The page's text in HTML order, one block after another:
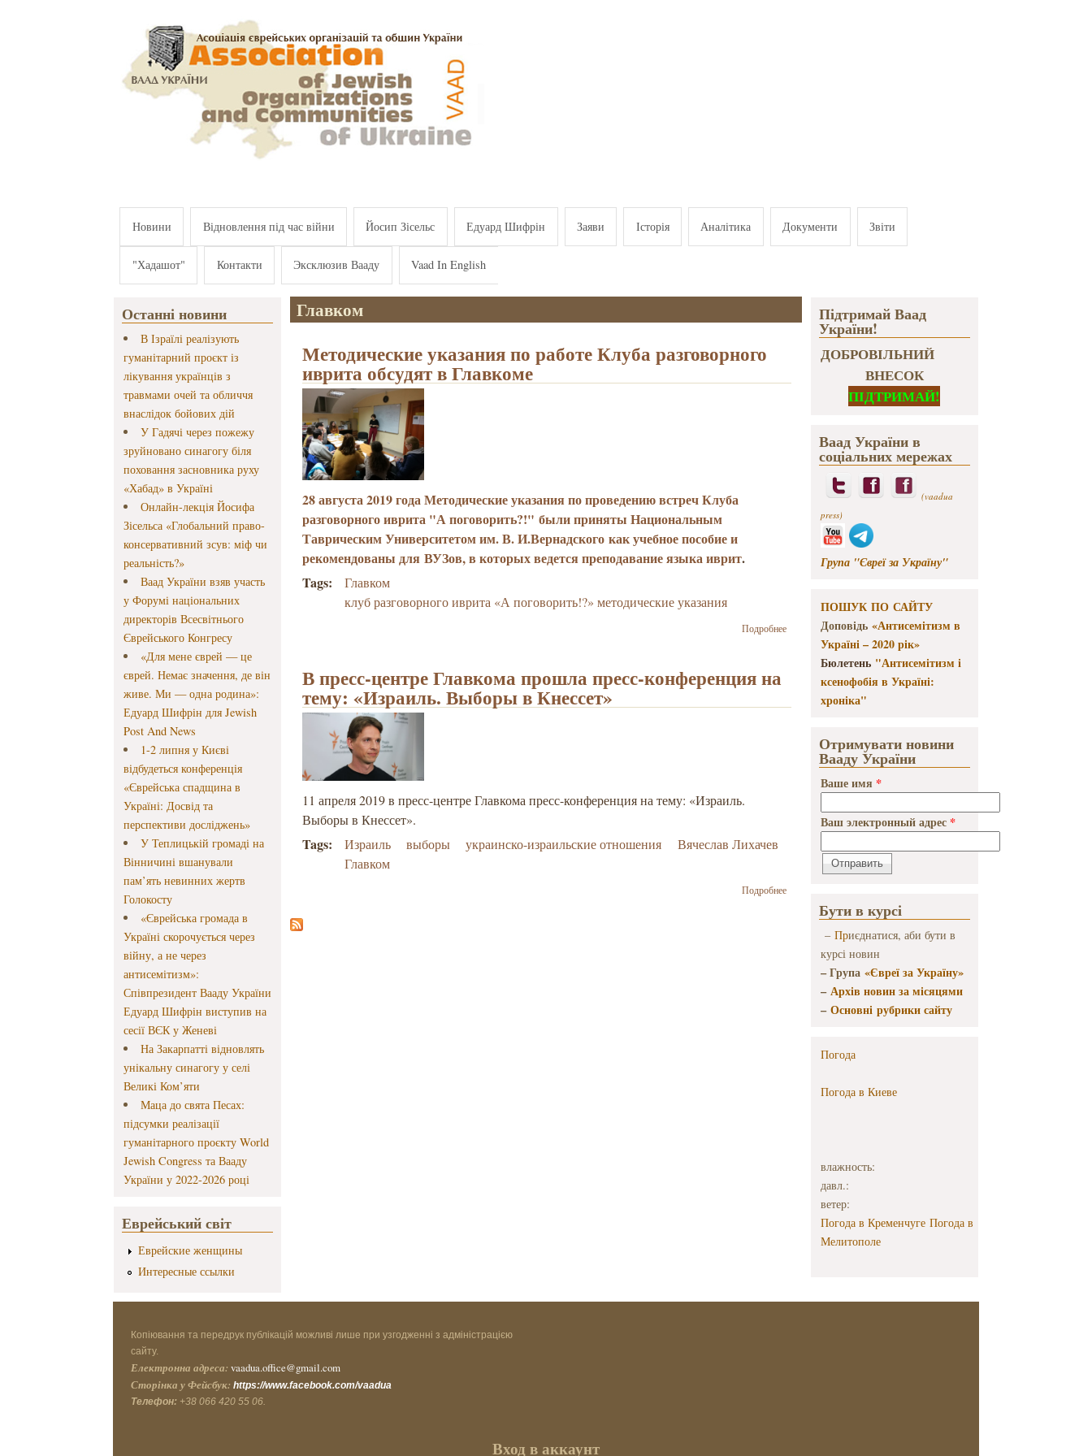
Новини Відновлення під час війни Йосип Зісельс Едуард Шифрін Заяви Історія Аналітика Документи Звіти
"Хадашот" Контакти Эксклюзив Вааду Vaad In English
Останні новини
В Ізраїлі реалізують
гуманітарний проєкт із
лікування українців з
травмами очей та обличчя
внаслідок бойових дій
У Гадячі через пожежу
зруйновано синагогу біля
поховання засновника руху
«Хабад» в Україні
Онлайн-лекція Йосифа
Зісельса «Глобальний право-
консервативний зсув: міф чи
реальність?»
Ваад України взяв участь
у Форумі національних
директорів Всесвітнього
Єврейського Конгресу
«Для мене єврей — це
єврей. Немає значення, де він
живе. Ми — одна родина»:
Едуард Шифрін для Jewish
Post And News
1-2 липня у Києві
відбудеться конференція
«Єврейська спадщина в
Україні: Досвід та
перспективи досліджень»
У Теплицькій громаді на
Вінничині вшанували
пам’ять невинних жертв
Голокосту
«Єврейська громада в
Україні скорочується через
війну, а не через
антисемітизм»:
Співпрезидент Вааду України
Едуард Шифрін виступив на
сесії ВЄК у Женеві
На Закарпатті відновлять
унікальну синагогу у селі
Великі Ком’яти
Маца до свята Песах:
підсумки реалізації
гуманітарного проєкту World
Jewish Congress та Вааду
України у 2022-2026 році
Еврейський світ
Еврейские женщины
Интересные ссылки
Главком
Методические указания по работе Клуба разговорного
иврита обсудят в Главкоме
28 августа 2019 года Методические указания по проведению встреч Клуба
разговорного иврита "А поговорить?!" были приняты Национальным
Таврическим Университетом им. В. И.Вернадского как учебное пособие и
рекомендованы для ВУЗов, в которых ведется преподавание языка иврит.
Tags:
Главком
клуб разговорного иврита «А поговорить!?» методические указания
Подробнеео
Методические
указания по
работе Клуба
разговорного
В пресс-центре Главкома прошла пресс-конференция на
тему: «Израиль. Выборы в Кнессет»
11 апреля 2019 в пресс-центре Главкома пресс-конференция на тему: «Израиль.
Выборы в Кнессет».
Tags: Израиль выборы украинско-израильские отношения
Вячеслав Лихачев
Главком
Подробнеео В пресс-
Главкома
конференция
«Израиль.
Підтримай Ваад
України!
ДОБРОВІЛЬНИЙ
ВНЕСОК
ПІДТРИМАЙ!
Ваад України в
соціальних мережах
(vaadua
press)
Група "Євреї за Україну"
ПОШУК ПО САЙТУ
Доповідь «Антисемітизм в
Україні – 2020 рік»
Бюлетень "Антисемітизм і
ксенофобія в Україні:
хроніка"
Отримувати новини
Вааду України
Ваше имя *
Ваш электронный адрес *
Бути в курсі
– Приєднатися, аби бути в
курсі новин
– Група «Євреї за Україну»
–Архів новин за місяцями
–Основні рубрики сайту
Погода
Погода в Киеве
влажность:
давл.:
ветер:
Погода в Кременчуге Погода в
Мелитополе
Копіювання та передрук публікацій можливі лише при узгодженні з адміністрацією
сайту.
Електронна адреса: vaadua.office@gmail.com
Сторінка у Фейсбук: https://www.facebook.com/vaadua
Телефон: +38 066 420 55 06.
Вход в аккаунт